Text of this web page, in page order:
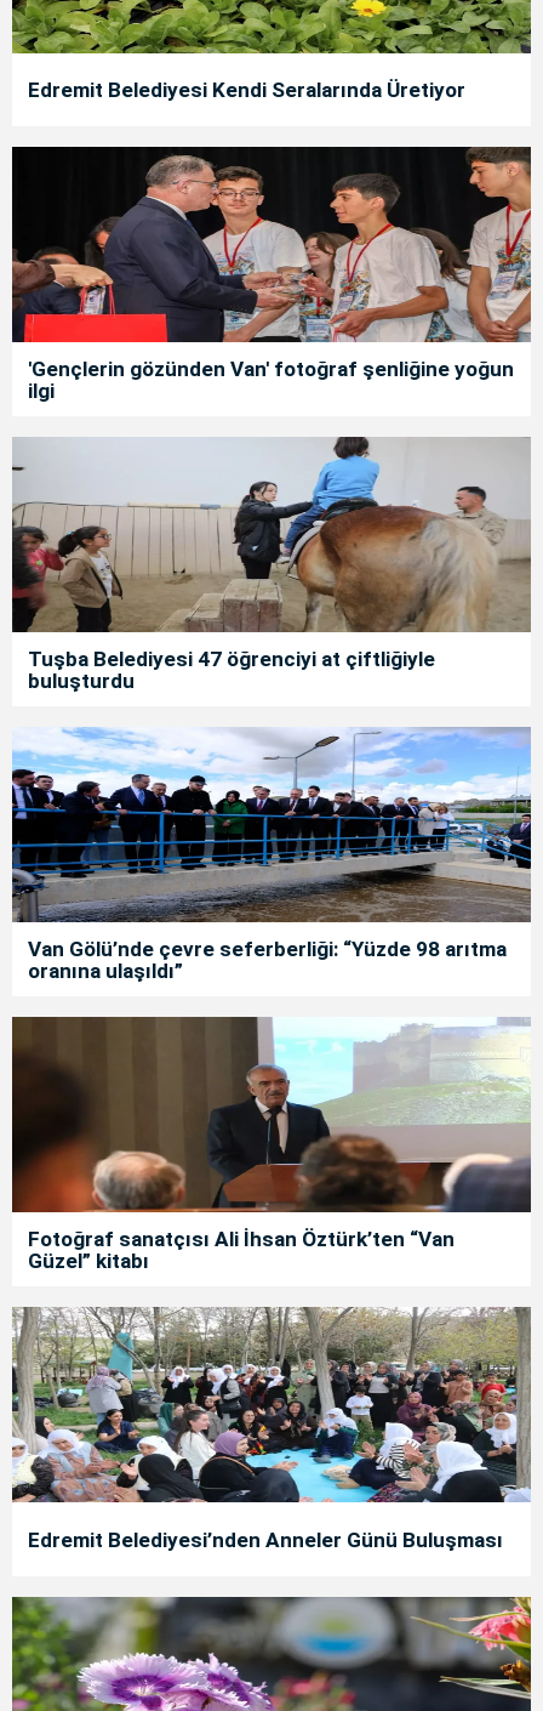
Edremit Belediyesi Kendi Seralarında Üretiyor
'Gençlerin gözünden Van' fotoğraf şenliğine yoğun
ilgi
Tuşba Belediyesi 47 öğrenciyi at çiftliğiyle
buluşturdu
Van Gölü’nde çevre seferberliği: “Yüzde 98 arıtma
oranına ulaşıldı”
Fotoğraf sanatçısı Ali İhsan Öztürk’ten “Van
Güzel” kitabı
Edremit Belediyesi’nden Anneler Günü Buluşması